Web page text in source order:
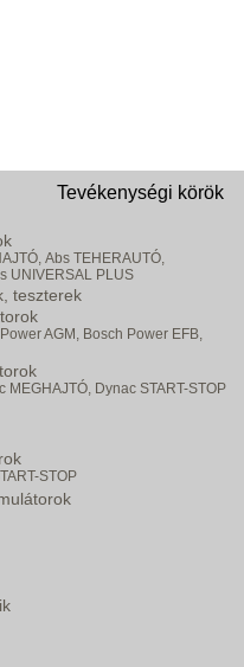
Tevékenységi körök
Abs TEHERAUTÓ,
UNIVERSAL PLUS
teszterek
AGM, Bosch Power EFB,
MEGHAJTÓ, Dynac START-STOP
STOP